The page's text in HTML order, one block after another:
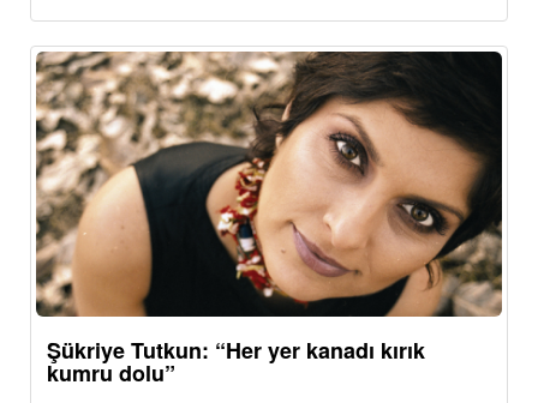
Şükriye Tutkun: “Her yer kanadı kırık
kumru dolu”